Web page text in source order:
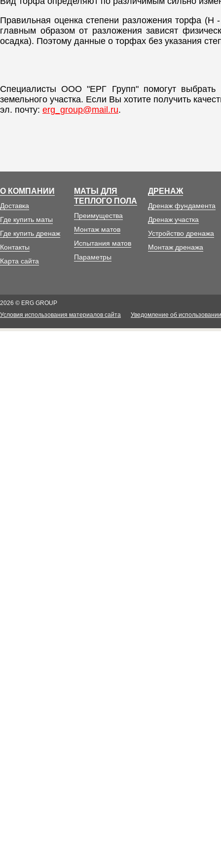
Правильная оценка степени разложения торфа (H
главным образом от разложения зависят
осадка). Поэтому данные о торфах без указания
Специалисты ООО "ЕРГ Групп" помогут выбрать
земельного участка. Если Вы хотите получить
эл. почту: erg_group@mail.ru.
О КОМПАНИИ
Доставка
Где купить маты
Где купить дренаж
Контакты
Карта сайта
МАТЫ ДЛЯ
ТЕПЛОГО ПОЛА
Преимущества
Монтаж матов
Испытания матов
Параметры
ДРЕНАЖ
Дренаж фундамента
Дренаж участка
Устройство дренажа
Монтаж дренажа
2026 © ERG GROUP
Условия использования материалов сайта
Уведомление об